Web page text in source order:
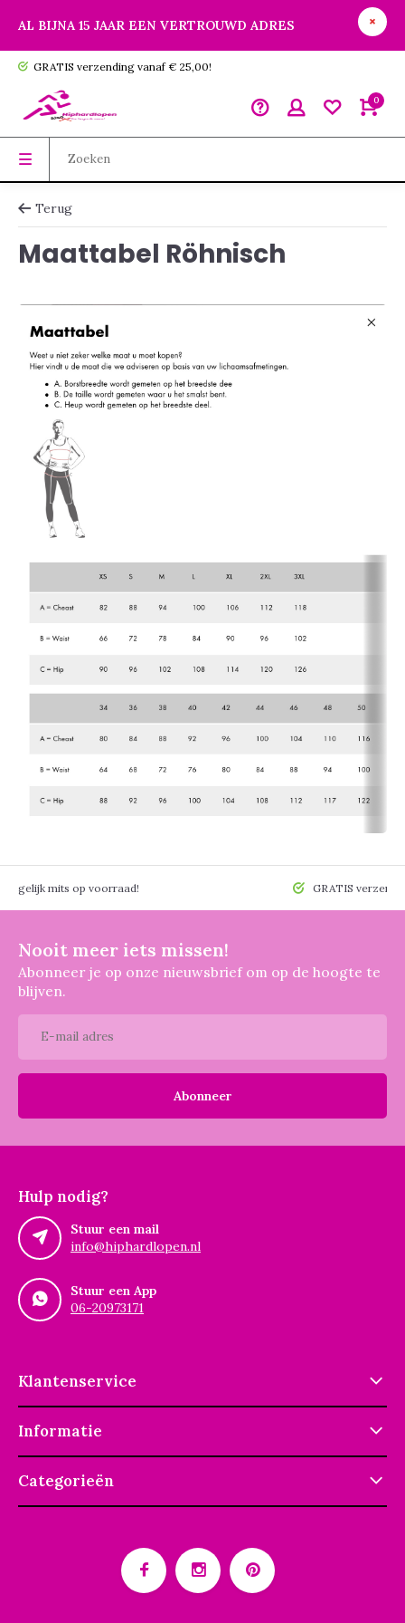
AL BIJNA 15 JAAR EEN VERTROUWD ADRES
GRATIS verzending vanaf € 25,00!
0
Terug
Maattabel Röhnisch
mits op voorraad! GRATIS
Nooit meer iets missen!
Abonneer je op onze nieuwsbrief om op de hoogte te
blijven.
Abonneer
Hulp nodig?
Stuur een mail
info@hiphardlopen.nl
Stuur een App
06-20973171
Klantenservice
Informatie
Categorieën